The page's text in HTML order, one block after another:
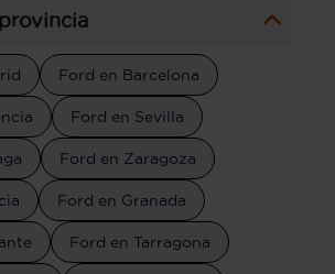
Ford en Barcelona
Ford en Sevilla
Ford en Zaragoza
Ford en Granada
Ford en Tarragona